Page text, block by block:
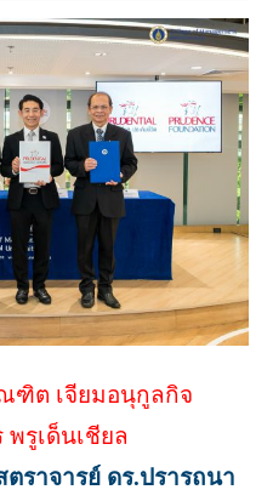
ฑิต เจียมอนุกูลกิจ
รูเด็นเชียล
ตราจารย์ ดร.ปรารถนา